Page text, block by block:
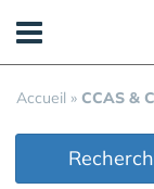
Accueil » CCAS &